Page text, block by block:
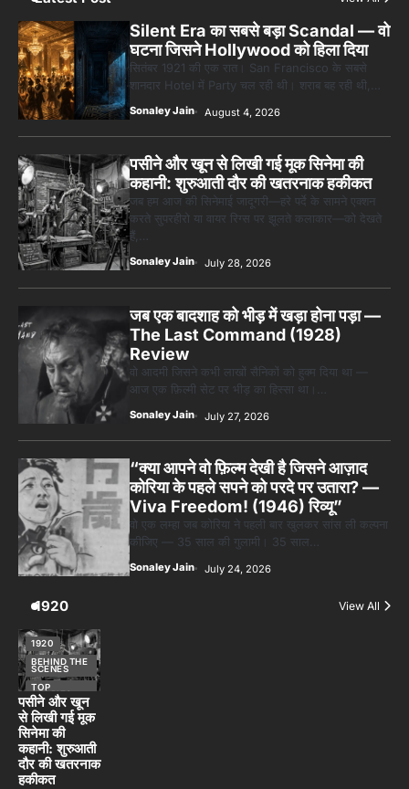
Silent Era का सबसे बड़ा Scandal — वो
घटना जिसने Hollywood को हिला दिया
सितंबर 1921 की एक रात। San Francisco के सबसे
शानदार Hotel में Party चल रही थी। शराब बह रही थी,…
Sonaley Jain August 4, 2026
पसीने और खून से लिखी गई मूक सिनेमा की
कहानी: शुरुआती दौर की खतरनाक हकीकत
जब हम आज की सिनेमाई जादूगरी—हरे पर्दे के सामने एक्शन
करते सुपरहीरो या वायर रिग्स पर झूलते कलाकार—को देखते
हैं,…
Sonaley Jain July 28, 2026
जब एक बादशाह को भीड़ में खड़ा होना पड़ा —
The Last Command (1928)
Review
वो आदमी जिसने कभी लाखों सैनिकों को हुक्म दिया था —
आज एक फ़िल्मी सेट पर भीड़ का हिस्सा था।…
Sonaley Jain July 27, 2026
“क्या आपने वो फ़िल्म देखी है जिसने आज़ाद
कोरिया के पहले सपने को परदे पर उतारा? —
Viva Freedom! (1946) रिव्यू”
वो एक लम्हा जब कोरिया ने पहली बार खुलकर सांस ली कल्पना
कीजिए — 35 साल की गुलामी। 35 साल…
Sonaley Jain July 24, 2026
1920 View All
1920
BEHIND THE
SCENES
TOP
STORIES
पसीने और खून
से लिखी गई मूक
सिनेमा की
कहानी: शुरुआती
दौर की खतरनाक
हकीकत